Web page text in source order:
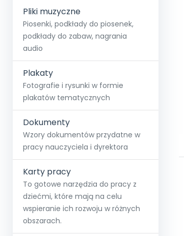
Pliki muzyczne
Piosenki, podkłady do piosenek,
podkłady do zabaw, nagrania
audio
Plakaty
Fotografie i rysunki w formie
plakatów tematycznych
Dokumenty
Wzory dokumentów przydatne w
pracy nauczyciela i dyrektora
Karty pracy
To gotowe narzędzia do pracy z
dziećmi, które mają na celu
wspieranie ich rozwoju w różnych
obszarach.